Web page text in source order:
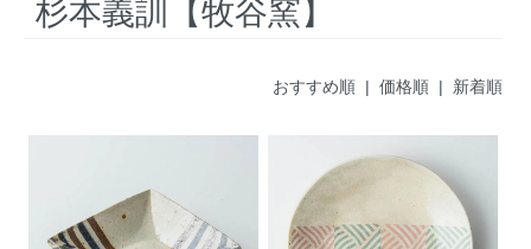
杉本義訓【牧谷窯】
おすすめ順| 価格順 | 新着順